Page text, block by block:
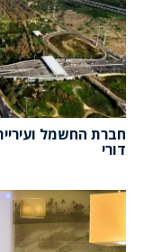
חברת החשמל
דורי